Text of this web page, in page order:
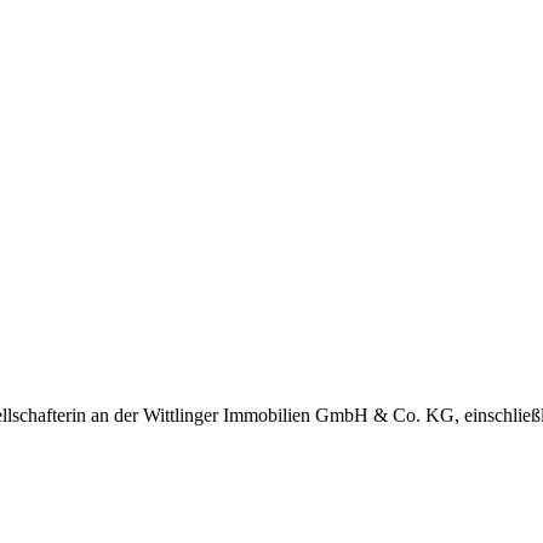
an der Wittlinger Immobilien GmbH & Co. KG,